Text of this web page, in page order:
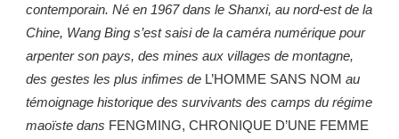
contemporain. Né en 1967 dans le Shanxi, au nord-est de la
Chine, Wang Bing s’est saisi de la caméra numérique pour
arpenter son pays, des mines aux villages de montagne,
des gestes les plus infimes de L’HOMME SANS NOM au
témoignage historique des survivants des camps du régime
maoïste dans FENGMING, CHRONIQUE D’UNE FEMME